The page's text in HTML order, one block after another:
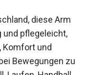
und pflegeleicht,
Komfort und
Bewegungen
Laufen,